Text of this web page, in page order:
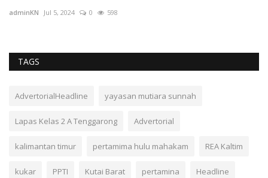
adminKN Jul 5, 2024 0 598
TAGS
AdvertorialHeadline yayasan mutiara sunnah
Lapas Kelas 2 A Tenggarong Advertorial
kalimantan timur pertamima hulu mahakam REA Kaltim
kukar PPTI Kutai Barat pertamina Headline